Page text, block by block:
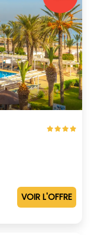
VOIR L'OFFRE